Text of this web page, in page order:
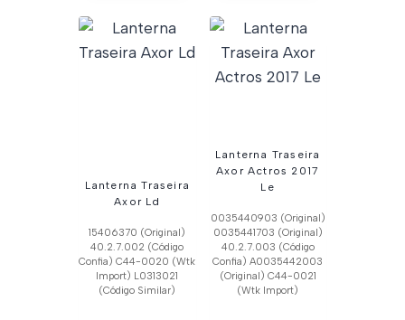
Lanterna Traseira
Axor Ld
15406370 (Original)
40.2.7.002 (Código
Confia) C44-0020 (Wtk
Import) L0313021
(Código Similar)
Lanterna Traseira
Axor Actros 2017
Le
0035440903 (Original)
0035441703 (Original)
40.2.7.003 (Código
Confia) A0035442003
(Original) C44-0021
(Wtk Import)